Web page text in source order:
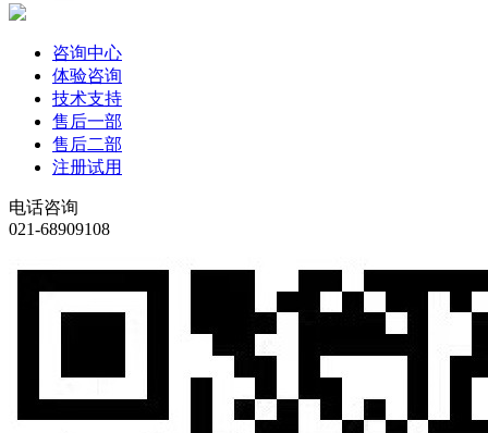
咨询中心
体验咨询
技术支持
售后一部
售后二部
注册试用
电话咨询
021-68909108